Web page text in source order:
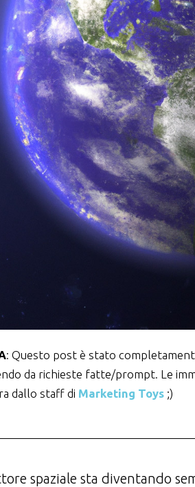
: Questo post è stato
da richieste fatte/prompt. Le
dallo staff di Marketing Toys ;)
spaziale sta diventando